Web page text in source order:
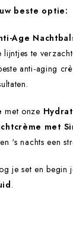
beste optie:
Age
lijntjes te
anti-aging
met onze
met
‘s nachts een
je set en begin
.